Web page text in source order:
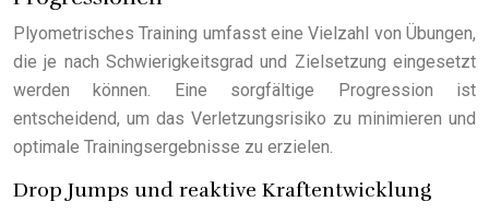
Plyometrisches Training umfasst eine Vielzahl von Übungen,
die je nach Schwierigkeitsgrad und Zielsetzung eingesetzt
werden können. Eine sorgfältige Progression ist
entscheidend, um das Verletzungsrisiko zu minimieren und
optimale Trainingsergebnisse zu erzielen.
Drop Jumps und reaktive Kraftentwicklung